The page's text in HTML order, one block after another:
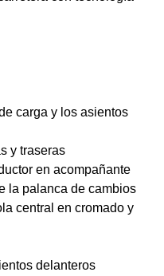
carga y los asientos
y traseras
en acompañante
la palanca de cambios
central en cromado y
delanteros